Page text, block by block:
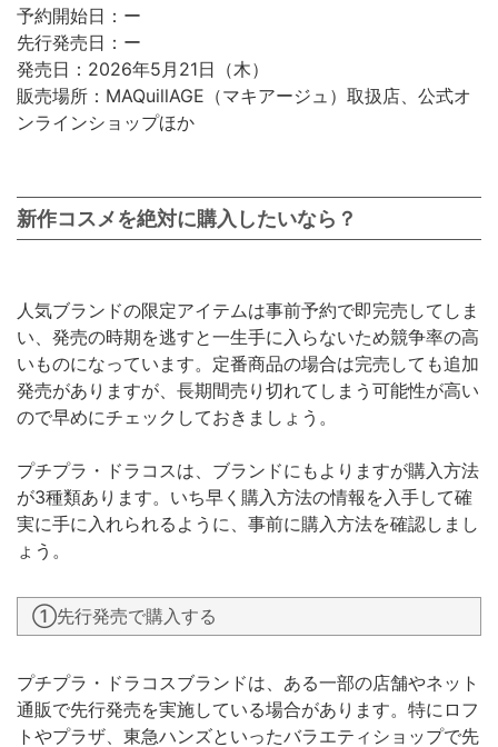
予約開始日：ー
先行発売日：ー
発売日：2026年5月21日（木）
販売場所：MAQuillAGE（マキアージュ）取扱店、公式オ
ンラインショップほか
新作コスメを絶対に購入したいなら？
人気ブランドの限定アイテムは事前予約で即完売してしま
い、発売の時期を逃すと一生手に入らないため競争率の高
いものになっています。定番商品の場合は完売しても追加
発売がありますが、長期間売り切れてしまう可能性が高い
ので早めにチェックしておきましょう。
プチプラ・ドラコスは、ブランドにもよりますが購入方法
が3種類あります。いち早く購入方法の情報を入手して確
実に手に入れられるように、事前に購入方法を確認しまし
ょう。
①先行発売で購入する
プチプラ・ドラコスブランドは、ある一部の店舗やネット
通販で先行発売を実施している場合があります。特にロフ
トやプラザ、東急ハンズといったバラエティショップで先